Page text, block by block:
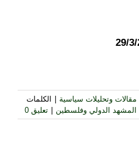
مقالات وتحليلات سياسية
الكلمات
المشهد الدولي وفلسطين تعليق 0